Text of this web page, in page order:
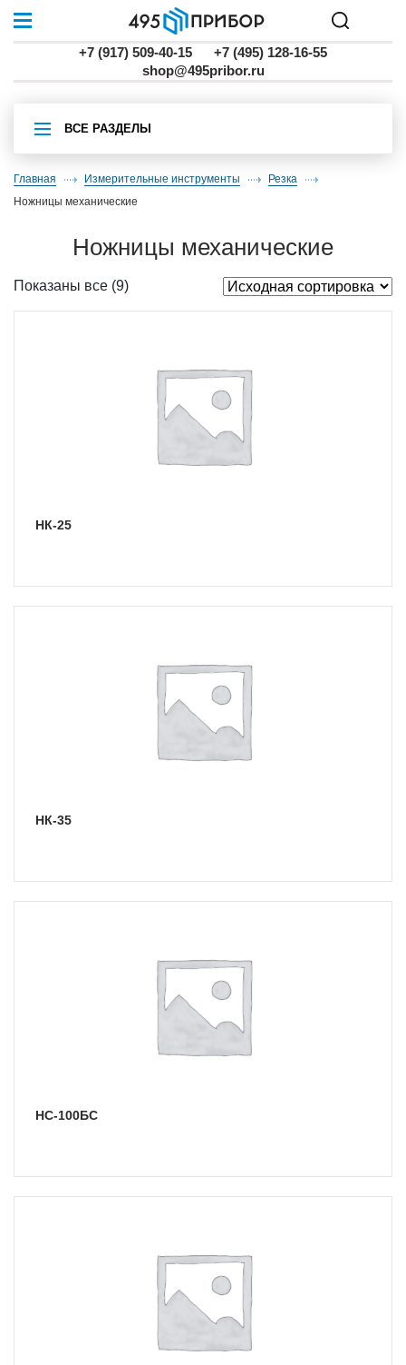
+7 (917) 509-40-15
+7 (495) 128-16-55
shop@495pribor.ru
ВСЕ РАЗДЕЛЫ
Главная Измерительные инструменты
резка
ножницы механические
ножницы механические
Показаны все (9)
НК-25
НК-35
НС-100БС